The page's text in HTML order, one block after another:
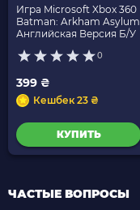
Игра Microsoft Xbox 360
Batman: Arkham Asylum
Английская Версия Б/У
0
399 ₴
Кешбек 23 ₴
КУПИТЬ
ЧАСТЫЕ ВОПРОСЫ